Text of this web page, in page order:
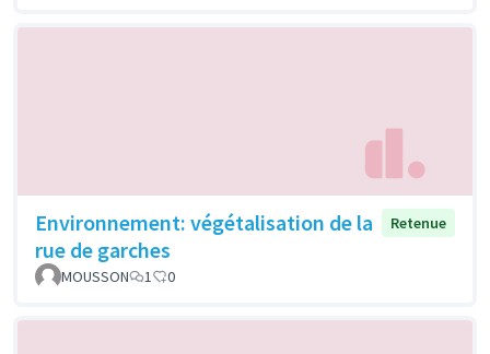
Environnement: végétalisation de la
rue de garches
Retenue
MOUSSON 1 0